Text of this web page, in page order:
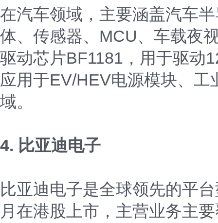
在汽车领域，主要涵盖汽车
体、传感器、MCU、车载夜
驱动芯片BF1181，用于驱动
应用于EV/HEV电源模块、
域。
4. 比亚迪电子
比亚迪电子是全球领先的平
月在港股上市，主营业务主